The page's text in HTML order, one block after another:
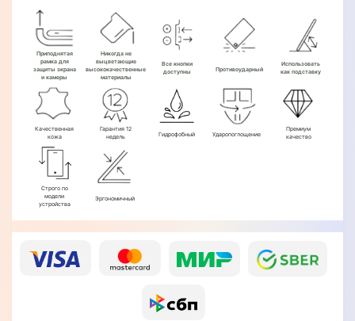
Приподнятая
рамка для
защиты экрана
и камеры
Никогда не
выцветающие
высококачественные
материалы
Все кнопки
доступны
Противоударный
Использовать
как подставку
Качественная
кожа
Гарантия 12
недель
Гидрофобный Ударопоглощение
Премиум
качество
Строго по
модели
устройства
Эргономичный